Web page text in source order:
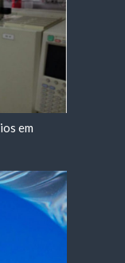
em